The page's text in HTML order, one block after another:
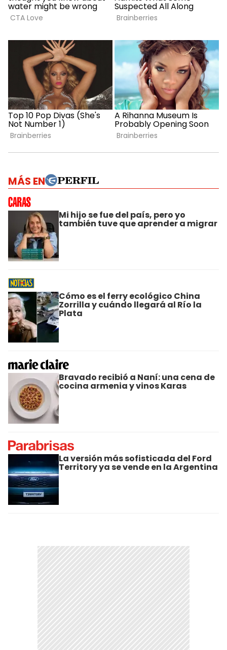
MÁS EN
Mi hijo se fue del país, pero yo
también tuve que aprender a migrar
Cómo es el ferry ecológico China
Zorrilla y cuándo llegará al Río la
Plata
Bravado recibió a Naní: una cena de
cocina armenia y vinos Karas
La versión más sofisticada del Ford
Territory ya se vende en la Argentina